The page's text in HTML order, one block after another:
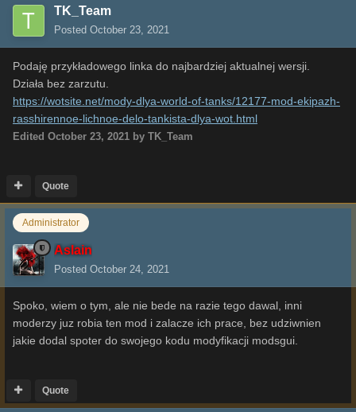
TK_Team
Posted October 23, 2021
Podaję przykładowego linka do najbardziej aktualnej wersji.
Działa bez zarzutu.
https://wotsite.net/mody-dlya-world-of-tanks/12177-mod-ekipazh-
rasshirennoe-lichnoe-delo-tankista-dlya-wot.html
Edited October 23, 2021 by TK_Team
Quote
Administrator
Aslain
Posted October 24, 2021
Spoko, wiem o tym, ale nie bede na razie tego dawal, inni
moderzy juz robia ten mod i zalacze ich prace, bez udziwnien
jakie dodal spoter do swojego kodu modyfikacji modsgui.
Quote